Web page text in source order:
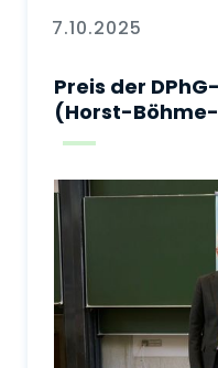
7.10.2025
Preis der
(Horst-